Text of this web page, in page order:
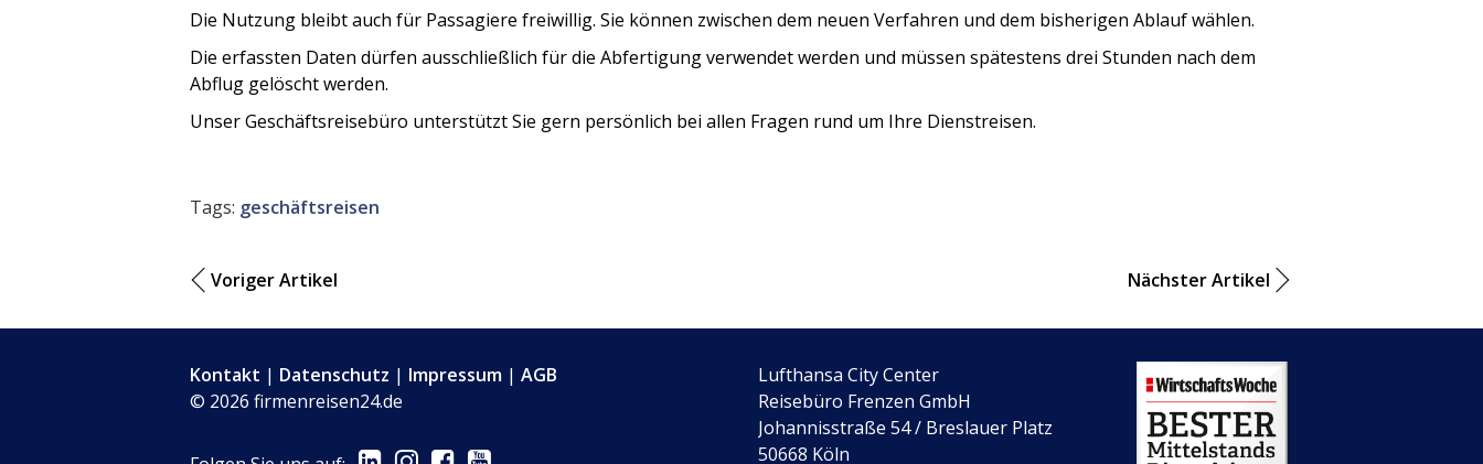
Die Nutzung bleibt auch für Passagiere freiwillig. Sie können zwischen dem neuen Verfahren und dem bisherigen Ablauf wählen.
Die erfassten Daten dürfen ausschließlich für die Abfertigung verwendet werden und müssen spätestens drei Stunden nach dem
Abflug gelöscht werden.
Unser Geschäftsreisebüro unterstützt Sie gern persönlich bei allen Fragen rund um Ihre Dienstreisen.
Tags: geschäftsreisen
Voriger Artikel Nächster Artikel
Kontakt | Datenschutz | Impressum | AGB
© 2026 firmenreisen24.de
Lufthansa City Center
Reisebüro Frenzen GmbH
Johannisstraße 54 / Breslauer Platz
50668 Köln